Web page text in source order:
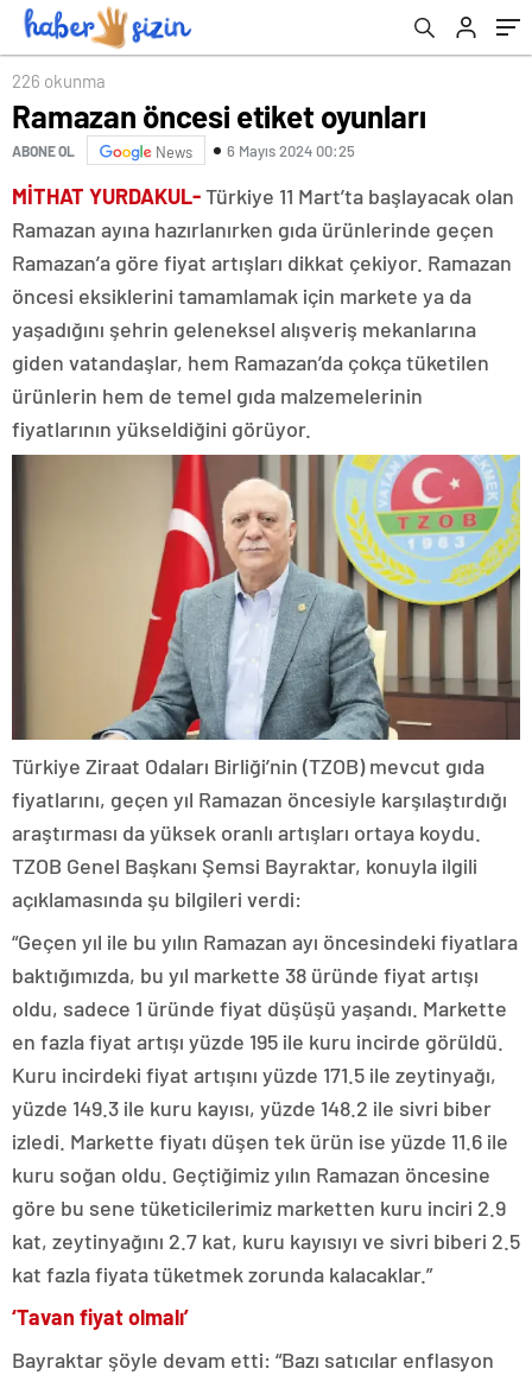
226 okunma
Ramazan öncesi etiket oyunları
ABONE OL News 6 Mayıs 2024 00:25
MİTHAT YURDAKUL-Türkiye 11 Mart’ta başlayacak olan
Ramazan ayına hazırlanırken gıda ürünlerinde geçen
Ramazan’a göre fiyat artışları dikkat çekiyor. Ramazan
öncesi eksiklerini tamamlamak için markete ya da
yaşadığını şehrin geleneksel alışveriş mekanlarına
giden vatandaşlar, hem Ramazan’da çokça tüketilen
ürünlerin hem de temel gıda malzemelerinin
fiyatlarının yükseldiğini görüyor.
Türkiye Ziraat Odaları Birliği’nin (TZOB) mevcut gıda
fiyatlarını, geçen yıl Ramazan öncesiyle karşılaştırdığı
araştırması da yüksek oranlı artışları ortaya koydu.
TZOB Genel Başkanı Şemsi Bayraktar, konuyla ilgili
açıklamasında şu bilgileri verdi:
“Geçen yıl ile bu yılın Ramazan ayı öncesindeki fiyatlara
baktığımızda, bu yıl markette 38 üründe fiyat artışı
oldu, sadece 1 üründe fiyat düşüşü yaşandı. Markette
en fazla fiyat artışı yüzde 195 ile kuru incirde görüldü.
Kuru incirdeki fiyat artışını yüzde 171.5 ile zeytinyağı,
yüzde 149.3 ile kuru kayısı, yüzde 148.2 ile sivri biber
izledi. Markette fiyatı düşen tek ürün ise yüzde 11.6 ile
kuru soğan oldu. Geçtiğimiz yılın Ramazan öncesine
göre bu sene tüketicilerimiz marketten kuru inciri 2.9
kat, zeytinyağını 2.7 kat, kuru kayısıyı ve sivri biberi 2.5
kat fazla fiyata tüketmek zorunda kalacaklar.”
‘Tavan fiyat olmalı’
Bayraktar şöyle devam etti: “Bazı satıcılar enflasyon